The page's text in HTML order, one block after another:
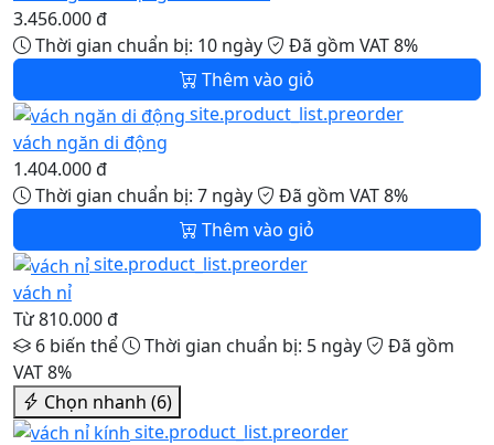
3.456.000 đ
Thời gian chuẩn bị: 10 ngày
Đã gồm VAT 8%
Thêm vào giỏ
site.product_list.preorder
vách ngăn di động
1.404.000 đ
Thời gian chuẩn bị: 7 ngày
Đã gồm VAT 8%
Thêm vào giỏ
site.product_list.preorder
vách nỉ
Từ 810.000 đ
6 biến thể
Thời gian chuẩn bị: 5 ngày
Đã gồm
VAT 8%
Chọn nhanh (6)
site.product_list.preorder